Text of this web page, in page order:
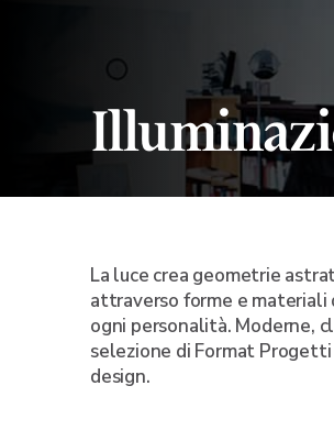
La luce crea geometrie
attraverso forme e materiali
ogni personalità. Moderne,
selezione di Format
design.